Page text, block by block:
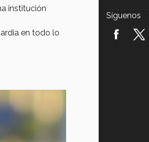
institución
en todo lo
Síguenos